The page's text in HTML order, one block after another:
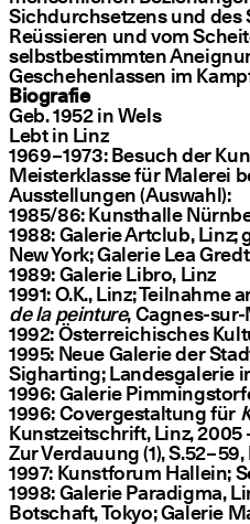
Sichdurchsetzens und des
Reüssieren und vom
selbstbestimmten
Geschehenlassen im
Biografie
Geb. 1952 in Wels
Lebt in Linz
1969 – 1973: Besuch der
Meisterklasse für Malerei
Ausstellungen (Auswahl):
1985/86: Kunsthalle
1988: Galerie Artclub,
New York; Galerie Lea
1989: Galerie Libro, Linz
1991: O.K., Linz; Teilnahme
de la peinture, Cagnes-
1992: Österreichisches
1995: Neue Galerie der
Sigharting; Landesgalerie
1996: Galerie
1996: Covergestaltung für
Kunstzeitschrift, Linz, 2005
Zur Verdauung (1), S.52 –
1997: Kunstforum Hallein;
1998: Galerie Paradigma,
Botschaft, Tokyo; Galerie